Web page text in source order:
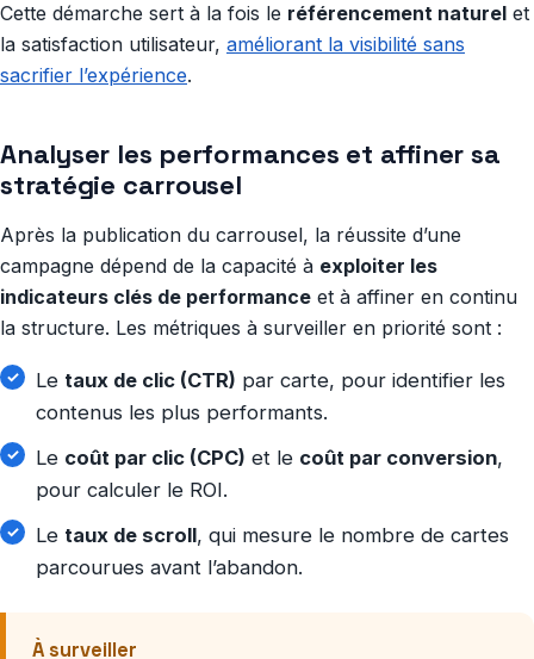
Cette démarche sert à la fois le référencement naturel et
la satisfaction utilisateur, améliorant la visibilité sans
sacrifier l’expérience.
Analyser les performances et affiner sa
stratégie carrousel
Après la publication du carrousel, la réussite d’une
campagne dépend de la capacité à exploiter les
indicateurs clés de performance et à affiner en continu
la structure. Les métriques à surveiller en priorité sont :
Le taux de clic (CTR) par carte, pour identifier les
contenus les plus performants.
Le coût par clic (CPC) et le coût par conversion,
pour calculer le ROI.
Le taux de scroll, qui mesure le nombre de cartes
parcourues avant l’abandon.
À surveiller